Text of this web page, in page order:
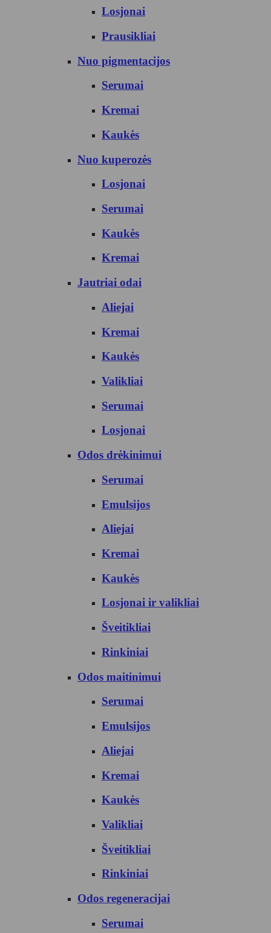
Losjonai
Prausikliai
Nuo pigmentacijos
Serumai
Kremai
Kaukės
Nuo kuperozės
Losjonai
Serumai
Kaukės
Kremai
Jautriai odai
Aliejai
Kremai
Kaukės
Valikliai
Serumai
Losjonai
Odos drėkinimui
Serumai
Emulsijos
Aliejai
Kremai
Kaukės
Losjonai ir valikliai
Šveitikliai
Rinkiniai
Odos maitinimui
Serumai
Emulsijos
Aliejai
Kremai
Kaukės
Valikliai
Šveitikliai
Rinkiniai
Odos regeneracijai
Serumai